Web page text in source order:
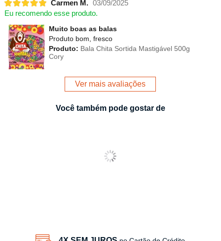
Carmen M. 03/09/2025
Eu recomendo esse produto.
Muito boas as balas
Produto bom, fresco
Produto: Bala Chita Sortida Mastigável 500g
Cory
Ver mais avaliações
Você também pode gostar de